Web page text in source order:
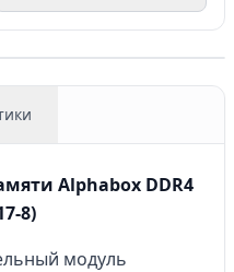
Alphabox DDR4
8)
модуль